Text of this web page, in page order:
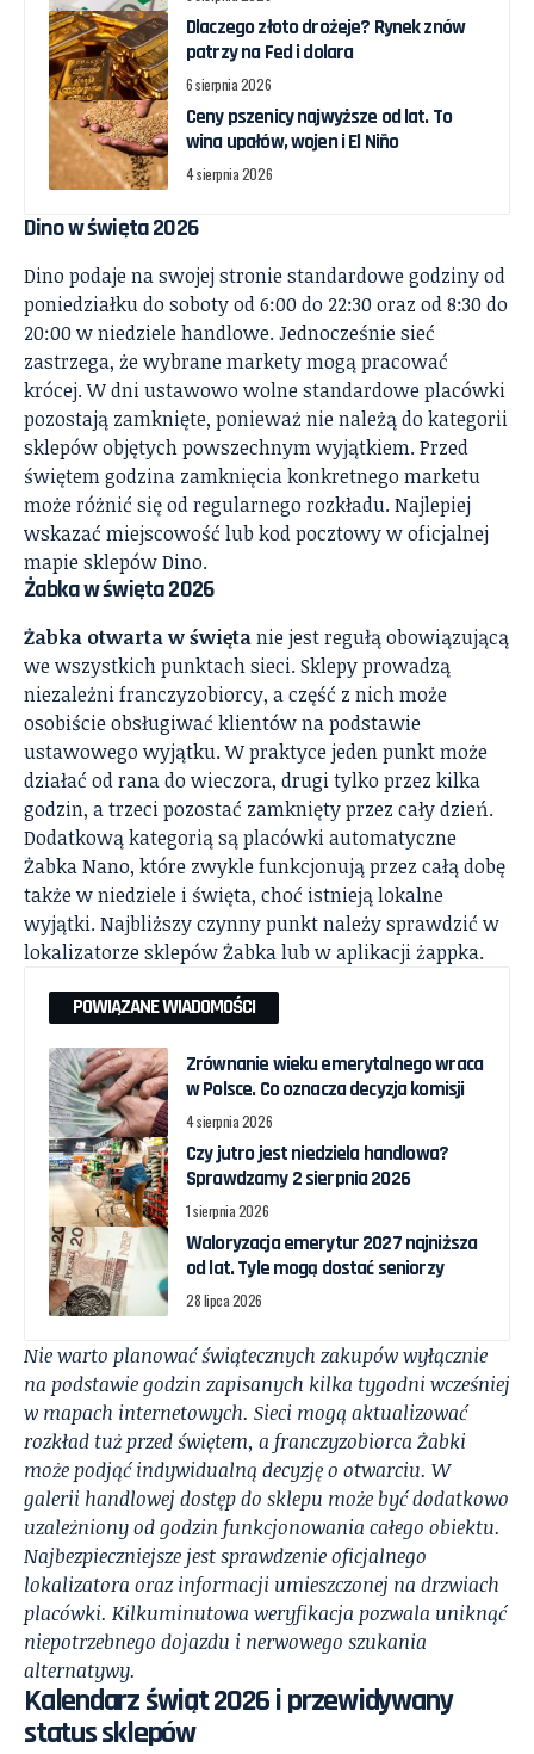
Dlaczego złoto drożeje? Rynek znów
patrzy na Fed i dolara
6 sierpnia 2026
Ceny pszenicy najwyższe od lat. To
wina upałów, wojen i El Niño
4 sierpnia 2026
Dino w święta 2026
Dino podaje na swojej stronie standardowe godziny od
poniedziałku do soboty od 6:00 do 22:30 oraz od 8:30 do
20:00 w niedziele handlowe. Jednocześnie sieć
zastrzega, że wybrane markety mogą pracować
krócej. W dni ustawowo wolne standardowe placówki
pozostają zamknięte, ponieważ nie należą do kategorii
sklepów objętych powszechnym wyjątkiem. Przed
świętem godzina zamknięcia konkretnego marketu
może różnić się od regularnego rozkładu. Najlepiej
wskazać miejscowość lub kod pocztowy w oficjalnej
mapie sklepów Dino.
Żabka w święta 2026
Żabka otwarta w świętanie jest regułą obowiązującą
we wszystkich punktach sieci. Sklepy prowadzą
niezależni franczyzobiorcy, a część z nich może
osobiście obsługiwać klientów na podstawie
ustawowego wyjątku. W praktyce jeden punkt może
działać od rana do wieczora, drugi tylko przez kilka
godzin, a trzeci pozostać zamknięty przez cały dzień.
Dodatkową kategorią są placówki automatyczne
Żabka Nano, które zwykle funkcjonują przez całą dobę
także w niedziele i święta, choć istnieją lokalne
wyjątki. Najbliższy czynny punkt należy sprawdzić w
lokalizatorze sklepów Żabkalub w aplikacji żappka.
POWIĄZANE WIADOMOŚCI
Zrównanie wieku emerytalnego wraca
w Polsce. Co oznacza decyzja komisji
4 sierpnia 2026
Czy jutro jest niedziela handlowa?
Sprawdzamy 2 sierpnia 2026
1 sierpnia 2026
Waloryzacja emerytur 2027 najniższa
od lat. Tyle mogą dostać seniorzy
28 lipca 2026
Nie warto planować świątecznych zakupów wyłącznie
na podstawie godzin zapisanych kilka tygodni wcześniej
w mapach internetowych. Sieci mogą aktualizować
rozkład tuż przed świętem, a franczyzobiorca Żabki
może podjąć indywidualną decyzję o otwarciu. W
galerii handlowej dostęp do sklepu może być dodatkowo
uzależniony od godzin funkcjonowania całego obiektu.
Najbezpieczniejsze jest sprawdzenie oficjalnego
lokalizatora oraz informacji umieszczonej na drzwiach
placówki. Kilkuminutowa weryfikacja pozwala uniknąć
niepotrzebnego dojazdu i nerwowego szukania
alternatywy.
Kalendarz świąt 2026 i przewidywany
status sklepów